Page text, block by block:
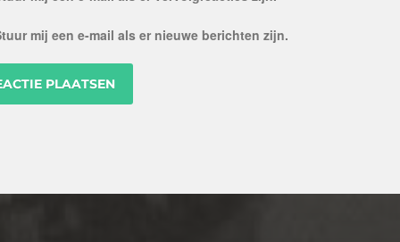
mij een e-mail als er nieuwe berichten zijn.